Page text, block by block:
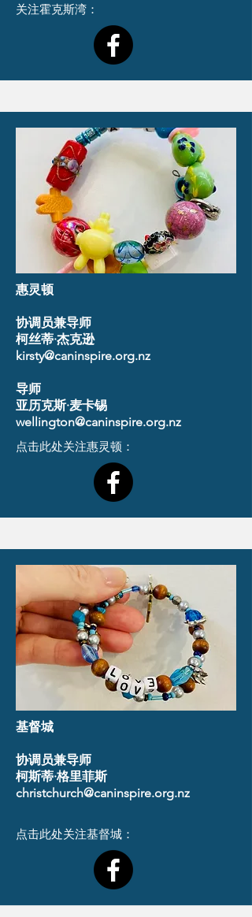
关注霍克斯湾：
惠灵顿
协调员兼导师
柯丝蒂·杰克逊
kirsty@caninspire.org.nz
导师
亚历克斯·麦卡锡
wellington@caninspire.org.nz
点击此处关注惠灵顿：
基督城
协调员兼导师
柯斯蒂·格里菲斯
christchurch@caninspire.org.nz
点击此处关注基督城：